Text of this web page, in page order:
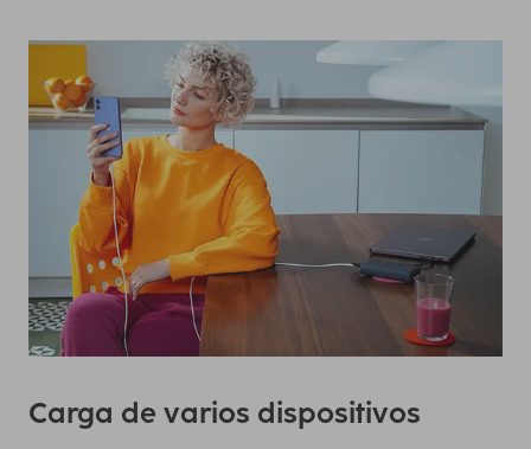
Carga de varios dispositivos